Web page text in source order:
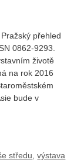
přehled
0862-9293.
životě
na rok 2016
bude v
středu,výstava